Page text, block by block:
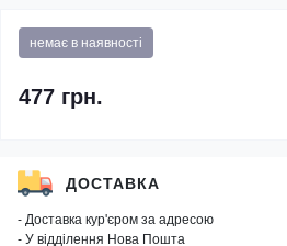
немає в наявності
477 грн.
ДОСТАВКА
- Доставка кур'єром за адресою
- У відділення Нова Пошта